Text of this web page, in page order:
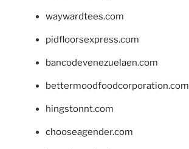
waywardtees.com
pidfloorsexpress.com
bancodevenezuelaen.com
bettermoodfoodcorporation.com
hingstonnt.com
chooseagender.com